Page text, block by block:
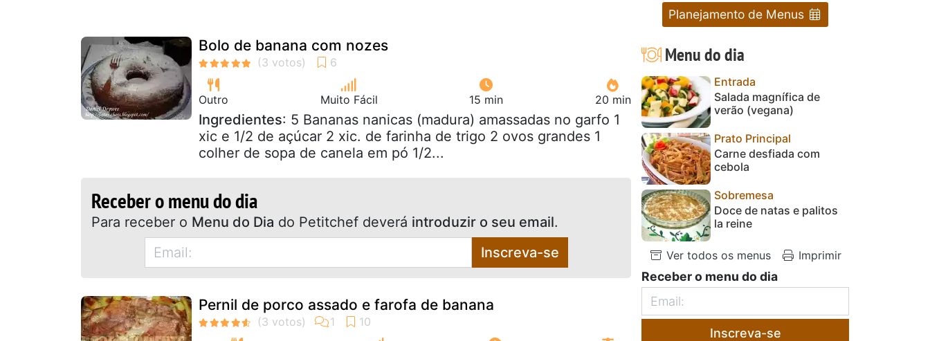
Bolo de banana com nozes
Outro Muito Fácil 15 min 20 min
Ingredientes: 5 Bananas nanicas (madura) amassadas no garfo 1
xic e 1/2 de açúcar 2 xic. de farinha de trigo 2 ovos grandes 1
colher de sopa de canela em pó 1/2...
Receber o menu do dia
Para receber o Menu do Dia do Petitchef deverá introduzir o seu email.
Inscreva-se
Pernil de porco assado e farofa de banana
Planejamento de Menus
Menu do dia
Entrada
Salada magnífica de
verão (vegana)
Prato Principal
Carne desfiada com
cebola
Sobremesa
Doce de natas e palitos
la reine
Ver todos os menus Imprimir
Receber o menu do dia
Inscreva-se